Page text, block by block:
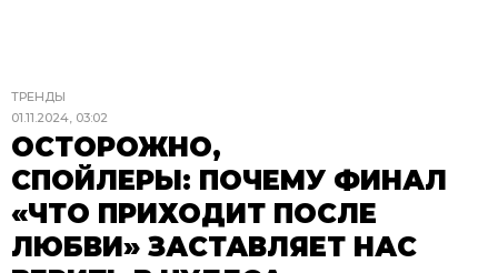
ТРЕНДЫ
01.11.2024, 03:02
ОСТОРОЖНО,
СПОЙЛЕРЫ: ПОЧЕМУ ФИНАЛ
«ЧТО ПРИХОДИТ ПОСЛЕ
ЛЮБВИ» ЗАСТАВЛЯЕТ НАС